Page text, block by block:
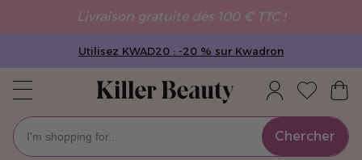
Livraison gratuite dès 100 € TTC !
Utilisez KWAD20 : -20 % sur Kwadron
Chercher